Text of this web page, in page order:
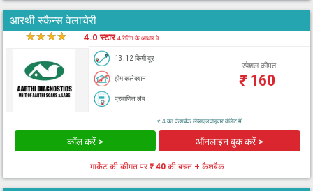
आरथी स्कैन्स वेलाचेरी
★★★★ 4.0 स्टार4 रेटिंग के आधार पे
13.12 किमी दूर
होम कलेक्शन
प्रमाणित लैब
स्पेशल कीमत
₹160
₹ 4 का कैशबैक लैब्सएडवाइजर वॉलेट में
कॉल करें > ऑनलाइन बुक करें >
मार्केट की कीमत पर₹ 40 की बचत + कैशबैक